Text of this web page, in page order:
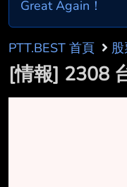
Great Again！
PTT.BEST 首頁
[情報] 2308